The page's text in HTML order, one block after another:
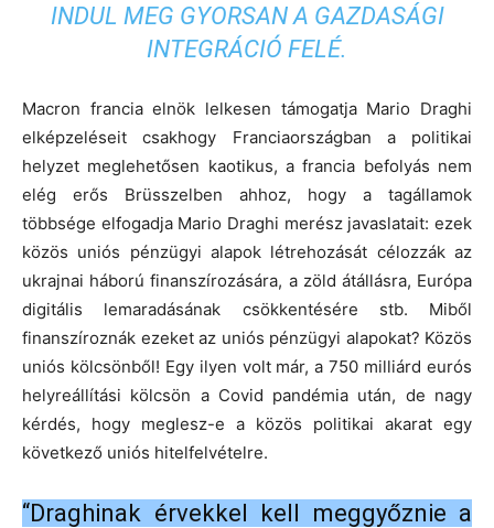
INDUL MEG GYORSAN A GAZDASÁGI
INTEGRÁCIÓ FELÉ.
Macron francia elnök lelkesen támogatja Mario Draghi
elképzeléseit csakhogy Franciaországban a politikai
helyzet meglehetősen kaotikus, a francia befolyás nem
elég erős Brüsszelben ahhoz, hogy a tagállamok
többsége elfogadja Mario Draghi merész javaslatait: ezek
közös uniós pénzügyi alapok létrehozását célozzák az
ukrajnai háború finanszírozására, a zöld átállásra, Európa
digitális lemaradásának csökkentésére stb. Miből
finanszíroznák ezeket az uniós pénzügyi alapokat? Közös
uniós kölcsönből! Egy ilyen volt már, a 750 milliárd eurós
helyreállítási kölcsön a Covid pandémia után, de nagy
kérdés, hogy meglesz-e a közös politikai akarat egy
következő uniós hitelfelvételre.
“Draghinak érvekkel kell meggyőznie a